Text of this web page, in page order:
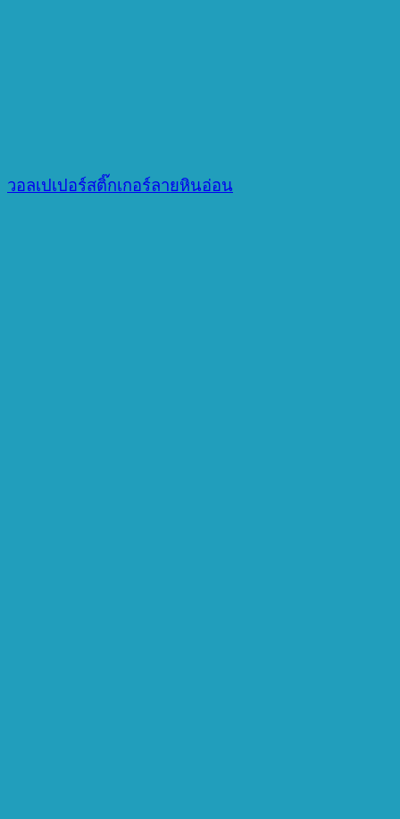
วอลเปเปอร์สติ๊กเกอร์ลายหินอ่อน